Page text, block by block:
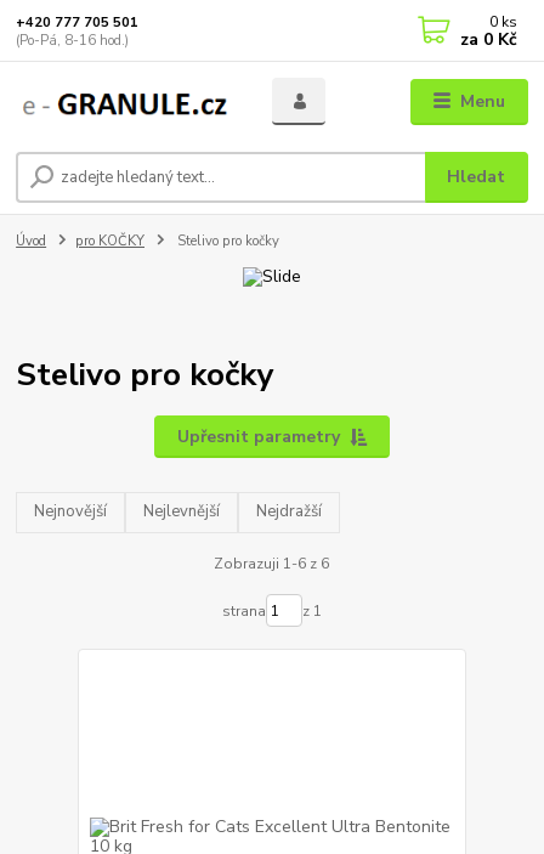
Menu
Hledat
+420 777 705 501
(Po-Pá, 8-16 hod.)
0 ks
za 0 Kč
Úvod pro KOČKY Stelivo pro kočky
Stelivo pro kočky
Upřesnit parametry
Nejnovější Nejlevnější Nejdražší
Zobrazuji 1-6 z 6
strana z 1